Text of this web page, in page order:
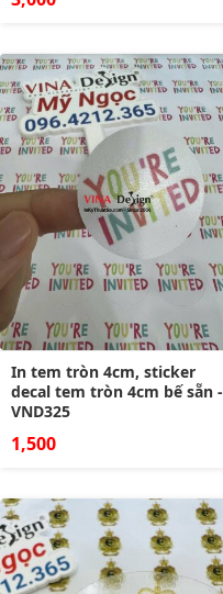
In tem tròn 4cm, sticker
decal tem tròn 4cm bế sẵn -
VND325
1,500